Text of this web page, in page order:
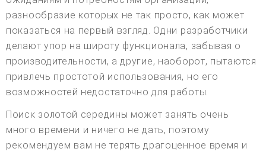
разнообразие которых не так просто, как может
показаться на первый взгляд. Одни разработчики
делают упор на широту функционала, забывая о
производительности, а другие, наоборот, пытаются
привлечь простотой использования, но его
возможностей недостаточно для работы.
Поиск золотой середины может занять очень
много времени и ничего не дать, поэтому
рекомендуем вам не терять драгоценное время и